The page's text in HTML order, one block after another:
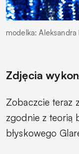
modelka:
Zdjęcia
Zobaczcie teraz
zgodnie z teorią
błyskowego